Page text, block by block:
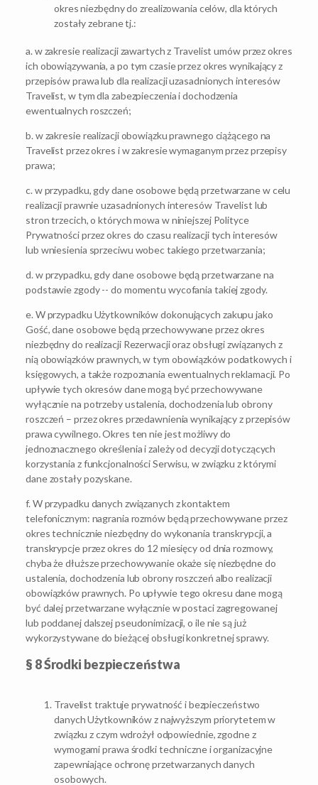
okres niezbędny do zrealizowania celów, dla których
zostały zebrane tj.:
a. w zakresie realizacji zawartych z Travelist umów przez okres
ich obowiązywania, a po tym czasie przez okres wynikający z
przepisów prawa lub dla realizacji uzasadnionych interesów
Travelist, w tym dla zabezpieczenia i dochodzenia
ewentualnych roszczeń;
b. w zakresie realizacji obowiązku prawnego ciążącego na
Travelist przez okres i w zakresie wymaganym przez przepisy
prawa;
c. w przypadku, gdy dane osobowe będą przetwarzane w celu
realizacji prawnie uzasadnionych interesów Travelist lub
stron trzecich, o których mowa w niniejszej Polityce
Prywatności przez okres do czasu realizacji tych interesów
lub wniesienia sprzeciwu wobec takiego przetwarzania;
d. w przypadku, gdy dane osobowe będą przetwarzane na
podstawie zgody -- do momentu wycofania takiej zgody.
e. W przypadku Użytkowników dokonujących zakupu jako
Gość, dane osobowe będą przechowywane przez okres
niezbędny do realizacji Rezerwacji oraz obsługi związanych z
nią obowiązków prawnych, w tym obowiązków podatkowych i
księgowych, a także rozpoznania ewentualnych reklamacji. Po
upływie tych okresów dane mogą być przechowywane
wyłącznie na potrzeby ustalenia, dochodzenia lub obrony
roszczeń – przez okres przedawnienia wynikający z przepisów
prawa cywilnego. Okres ten nie jest możliwy do
jednoznacznego określenia i zależy od decyzji dotyczących
korzystania z funkcjonalności Serwisu, w związku z którymi
dane zostały pozyskane.
f. W przypadku danych związanych z kontaktem
telefonicznym: nagrania rozmów będą przechowywane przez
okres technicznie niezbędny do wykonania transkrypcji, a
transkrypcje przez okres do 12 miesięcy od dnia rozmowy,
chyba że dłuższe przechowywanie okaże się niezbędne do
ustalenia, dochodzenia lub obrony roszczeń albo realizacji
obowiązków prawnych. Po upływie tego okresu dane mogą
być dalej przetwarzane wyłącznie w postaci zagregowanej
lub poddanej dalszej pseudonimizacji, o ile nie są już
wykorzystywane do bieżącej obsługi konkretnej sprawy.
§ 8 Środki bezpieczeństwa
Travelist traktuje prywatność i bezpieczeństwo
danych Użytkowników z najwyższym priorytetem w
związku z czym wdrożył odpowiednie, zgodne z
wymogami prawa środki techniczne i organizacyjne
zapewniające ochronę przetwarzanych danych
osobowych.